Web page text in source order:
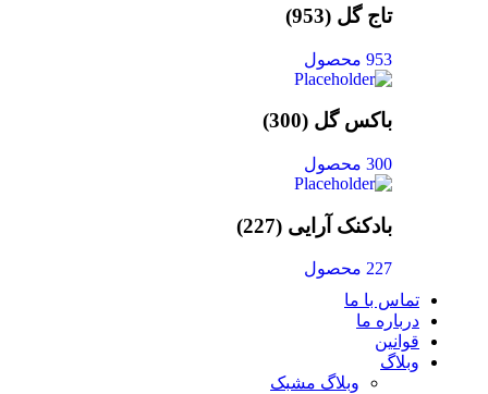
تاج گل (953)
953 محصول
باکس گل (300)
300 محصول
بادکنک آرایی (227)
227 محصول
تماس با ما
درباره ما
قوانین
وبلاگ
وبلاگ مشبک